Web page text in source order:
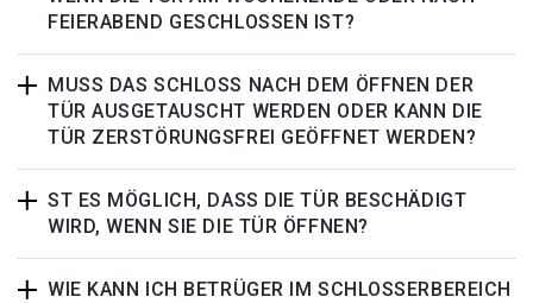
FEIERABEND GESCHLOSSEN IST?
MUSS DAS SCHLOSS NACH DEM ÖFFNEN DER
TÜR AUSGETAUSCHT WERDEN ODER KANN DIE
TÜR ZERSTÖRUNGSFREI GEÖFFNET WERDEN?
ST ES MÖGLICH, DASS DIE TÜR BESCHÄDIGT
WIRD, WENN SIE DIE TÜR ÖFFNEN?
WIE KANN ICH BETRÜGER IM SCHLOSSERBEREICH